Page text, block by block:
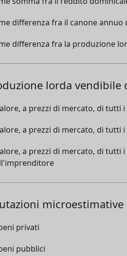
differenza fra il canone
differenza fra la produzione
lorda
a prezzi di mercato, di
a prezzi di mercato, di
a prezzi di mercato, di
privati
pubblici